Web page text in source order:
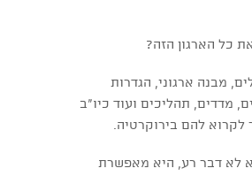
כל הארגון הזה?
מבנה ארגוני, הגדרות
מדדים, תהליכים ועוד כיו"ב
להם בירוקרטיה.
לא דבר רע, היא מאפשרת